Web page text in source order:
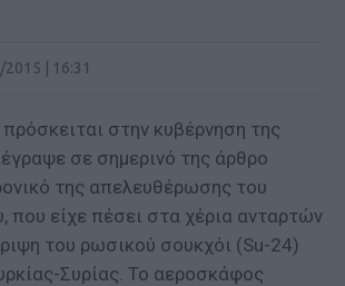
| 16:31
στην κυβέρνηση της
σε σημερινό της άρθρο
της απελευθέρωσης του
που είχε πέσει στα χέρια ανταρτών
του ρωσικού σουκχόι (Su-24)
Συρίας. Το αεροσκάφος